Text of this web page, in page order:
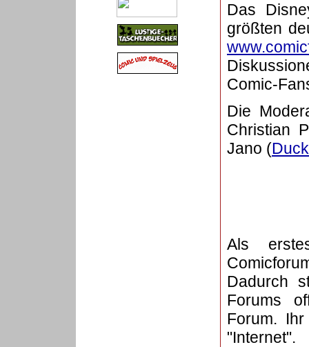
Das
größten
Comic-
Die
Christian
Jano (
Als
Dadurch
Forums
Forum.
"Internet".